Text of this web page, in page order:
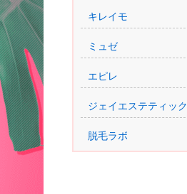
キレイモ
ミュゼ
エピレ
ジェイエステティック
脱毛ラボ